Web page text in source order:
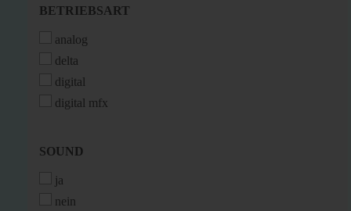
BETRIEBSART
BETRIEBSART
analog
delta
digital
digital mfx
SOUND
SOUND
ja
nein